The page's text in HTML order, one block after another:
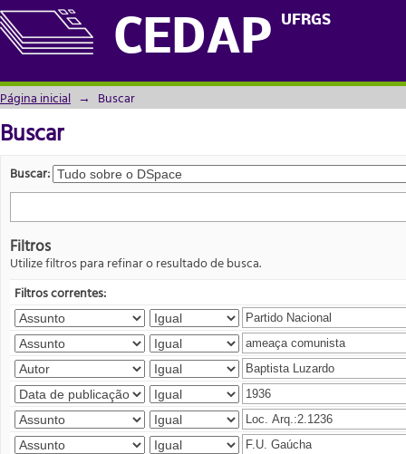
CEDAP UFRGS
Buscar
Página inicial → Buscar
Buscar
Buscar:
Filtros
Utilize filtros para refinar o resultado de busca.
Filtros correntes: